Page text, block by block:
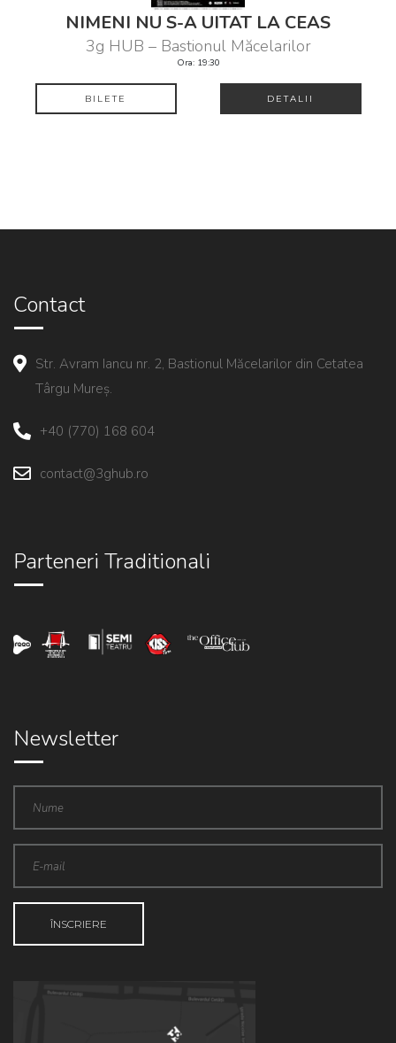
NIMENI NU S-A UITAT LA CEAS
3g HUB – Bastionul Măcelarilor
Ora: 19:30
BILETE DETALII
Contact
Str. Avram Iancu nr. 2, Bastionul Măcelarilor din Cetatea
Târgu Mureș.
+40 (770) 168 604
contact@3ghub.ro
Parteneri Traditionali
Newsletter